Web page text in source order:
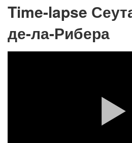
Time-lapse
де-ла-Рибера